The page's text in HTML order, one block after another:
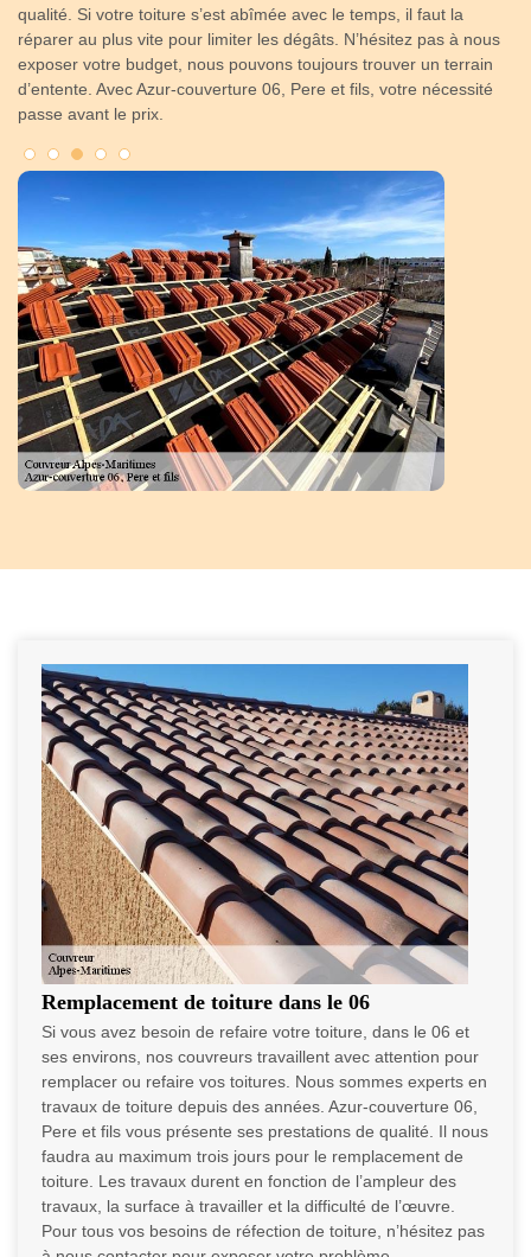
Nous veillons toujours à satisfaire tous vos nécessités en toiture,
que ce soit pour une peinture sur tuile, rénovation de toiture, pose
de gouttière sur toit, etc. Azur-couverture 06, Pere et fils est
disponible pour vous tous les jours si vous avez besoin d’un
couvreur professionnel.
Remplacement de toiture dans le 06
Si vous avez besoin de refaire votre toiture, dans le 06 et
ses environs, nos couvreurs travaillent avec attention pour
remplacer ou refaire vos toitures. Nous sommes experts en
travaux de toiture depuis des années. Azur-couverture 06,
Pere et fils vous présente ses prestations de qualité. Il nous
faudra au maximum trois jours pour le remplacement de
toiture. Les travaux durent en fonction de l’ampleur des
travaux, la surface à travailler et la difficulté de l’œuvre.
Pour tous vos besoins de réfection de toiture, n’hésitez pas